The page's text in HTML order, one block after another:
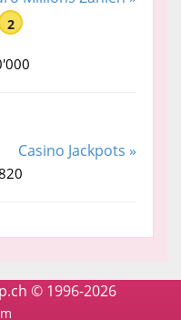
2
Casino Jackpots »
© 1996-2026